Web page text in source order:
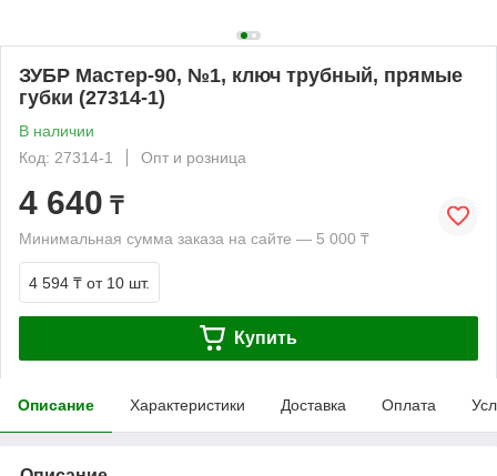
ЗУБР Мастер-90, №1, ключ трубный, прямые
губки (27314-1)
В наличии
Код: 27314-1
Опт и розница
4 640 ₸
Минимальная сумма заказа на сайте — 5 000 ₸
4 594 ₸ от 10 шт.
Купить
Описание Характеристики Доставка Оплата